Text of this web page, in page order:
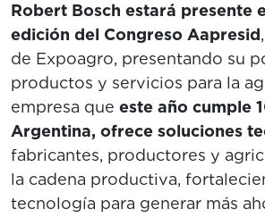
Robert Bosch estará presente
edición del Congreso Aapresid
de Expoagro, presentando su
productos y servicios para la
empresa que este año cumple
Argentina, ofrece soluciones
fabricantes, productores y
la cadena productiva,
tecnología para generar más